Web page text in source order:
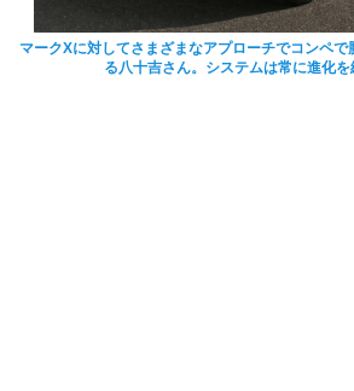
マークXに対してさまざまなアプローチでコンペ
る八十吉さん。システムは常に進化を